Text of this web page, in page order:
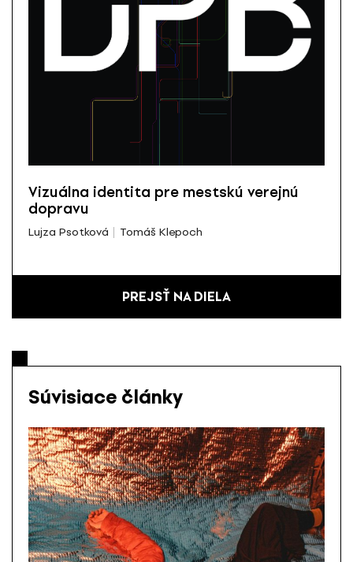
Vizuálna identita pre mestskú verejnú
dopravu
Lujza Psotková Tomáš Klepoch
PREJSŤ NA DIELA
Súvisiace články